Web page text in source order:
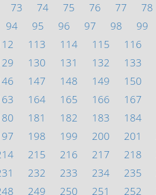
73 74 75 76 77 78
94 95 96 97 98 99
113 114 115 116
130 131 132 133
147 148 149 150
164 165 166 167
181 182 183 184
198 199 200 201
215 216 217 218
232 233 234 235
249 250 251 252